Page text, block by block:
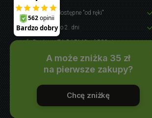
Produkty dostępne "od ręki"
Dostawa do 2. dni
Dostawa ZA DARMO od 500 zł
WSZYSTKO O ZAKUPACH
A może zniżka 35 zł
na pierwsze zakupy?
Chcę zniżkę